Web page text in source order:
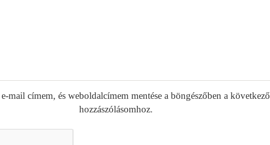
mail címem, és weboldalcímem mentése a böngészőben a következő
hozzászólásomhoz.